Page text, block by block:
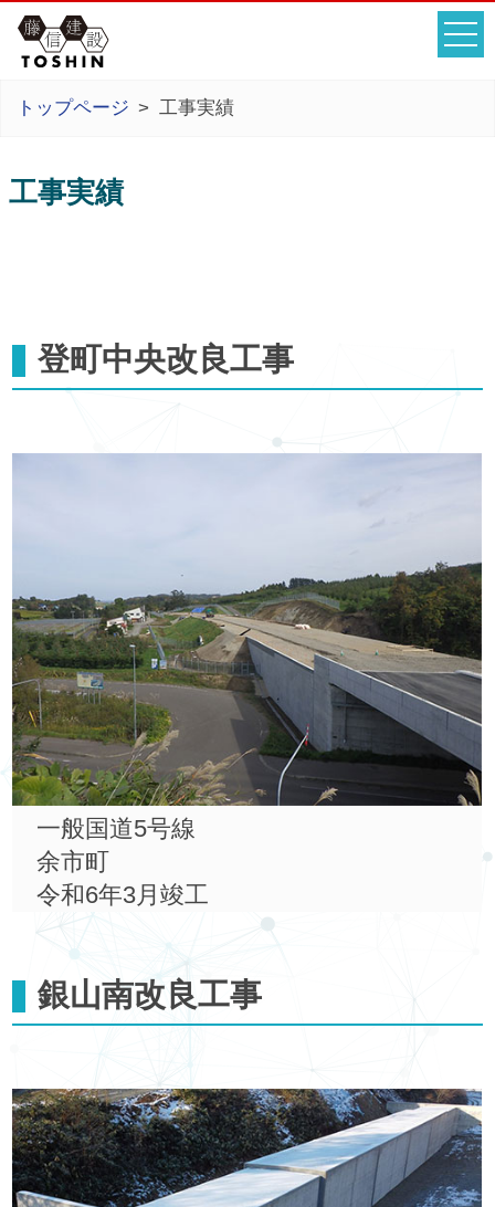
トップページ 工事実績
工事実績
登町中央改良工事
一般国道5号線
余市町
令和6年3月竣工
銀山南改良工事